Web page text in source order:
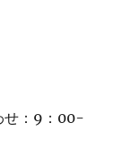
せ：9：00-